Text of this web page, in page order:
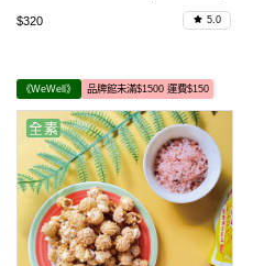
$320 5.0
《WeWell》 品牌館未滿$1500 運費$150